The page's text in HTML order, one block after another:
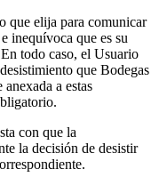
que elija para comunicar
inequívoca que es su
todo caso, el Usuario
que Bodegas
a estas
con que la
la decisión de desistir